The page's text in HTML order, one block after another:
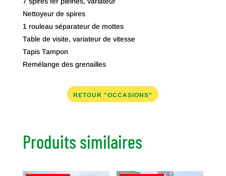
Nettoyeur de spires
1 rouleau séparateur de mottes
Table de visite, variateur de vitesse
Tapis Tampon
Remélange des grenailles
RETOUR "OCCASIONS"
Produits similaires